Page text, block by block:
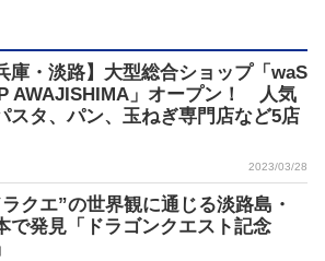
庫・淡路】大型総合ショップ「waS
AWAJISHIMA」オープン！ 人気
スタ、パン、玉ねぎ専門店など5店
2023/03/28
クエ”の世界観に通じる淡路島・
で発見「ドラゴンクエスト記念